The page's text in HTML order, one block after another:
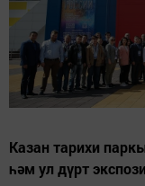
Казан тарихи
һәм ул дүрт